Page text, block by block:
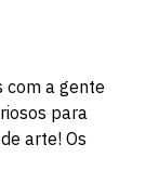
com a gente
para
arte! Os